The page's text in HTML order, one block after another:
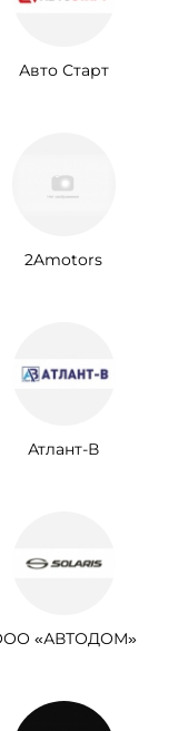
Авто Старт
2Amotors
Атлант-В
«АВТОДОМ»